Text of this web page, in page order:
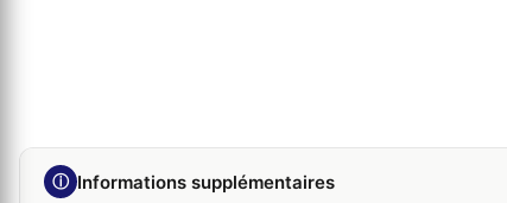
ⓘ Informations supplémentaires